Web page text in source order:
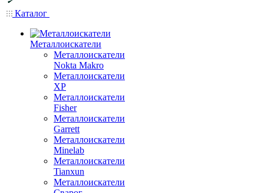
Каталог
Металлоискатели
Металлоискатели
Nokta Makro
Металлоискатели
XP
Металлоискатели
Fisher
Металлоискатели
Garrett
Металлоискатели
Minelab
Металлоискатели
Tianxun
Металлоискатели